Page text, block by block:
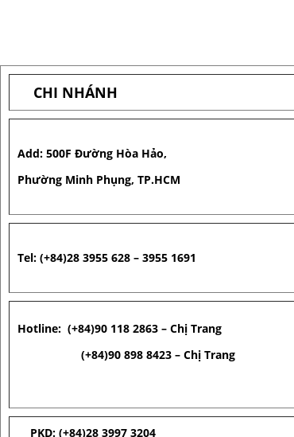
CHI NHÁNH
Add: 500F Đường Hòa Hảo,
Phường Minh Phụng, TP.HCM
Tel: (+84)28 3955 628 – 3955 1691
Hotline: (+84)90 118 2863 – Chị Trang
(+84)90 898 8423 – Chị Trang
PKD: (+84)28 3997 3204